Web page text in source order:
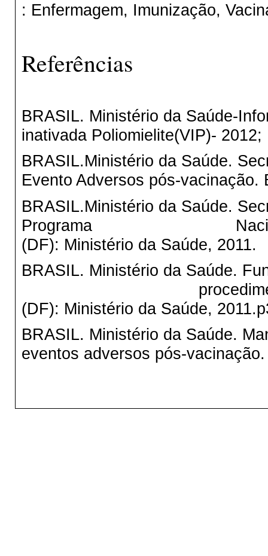
: Enfermagem, Imunização,
Referências
BRASIL. Ministério da Saúde-
inativada Poliomielite(VIP)- 2012;
BRASIL.Ministério da Saúde.
Evento Adversos pós-
BRASIL.Ministério da Saúde.
Programa Nacional de
(DF): Ministério da Saúde, 2011.
BRASIL. Ministério da Saúde.
procedimentos para
(DF): Ministério da Saúde,
BRASIL. Ministério da Saúde.
eventos adversos pós-